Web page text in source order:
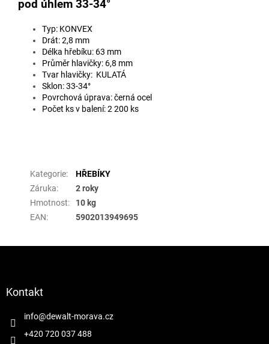
pod úhlem 33-34°
Typ: KONVEX
Drát: 2,8 mm
Délka hřebíku: 63 mm
Průměr hlavičky: 6,8 mm
Tvar hlavičky: KULATÁ
Sklon: 33-34°
Povrchová úprava: černá ocel
Počet ks v balení: 2 200 ks
Kategorie:
HŘEBÍKY
Záruka:
2 roky
Hmotnost:
10 kg
EAN: 5902013949695
Kontakt
info@dewalt-morava.cz
+420 720 037 488